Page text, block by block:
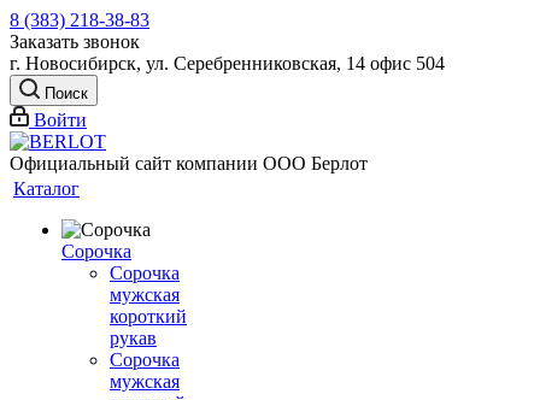
8 (383) 218-38-83
Заказать звонок
г. Новосибирск, ул. Серебренниковская, 14 офис 504
Поиск
Войти
Официальный сайт компании ООО Берлот
Каталог
Сорочка
Сорочка
мужская
короткий
рукав
Сорочка
мужская